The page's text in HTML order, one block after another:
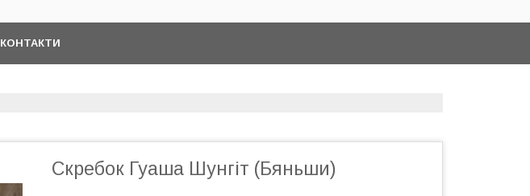
КОНТАКТИ
Скребок Гуаша Шунгіт (Бяньши)